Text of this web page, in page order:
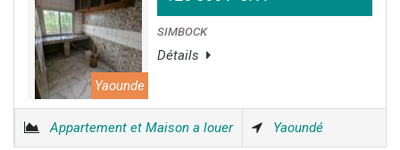
Yaounde
SIMBOCK
Détails
Appartement et Maison a louer Yaoundé